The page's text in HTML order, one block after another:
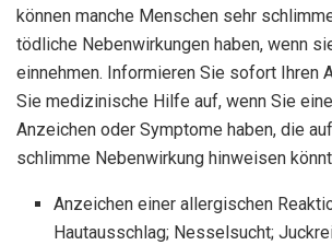
können manche Menschen sehr
tödliche Nebenwirkungen haben, wenn
einnehmen. Informieren Sie sofort Ihren
Sie medizinische Hilfe auf, wenn Sie
Anzeichen oder Symptome haben, die
schlimme Nebenwirkung hinweisen
Anzeichen einer allergischen
Hautausschlag; Nesselsucht;